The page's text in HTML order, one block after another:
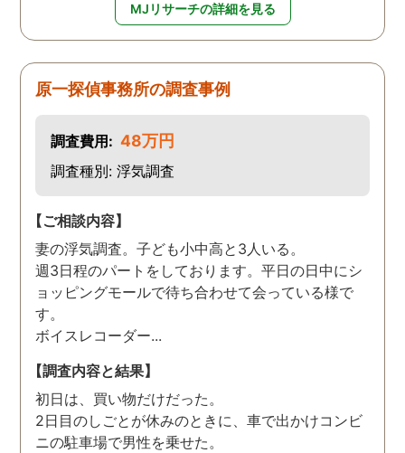
MJリサーチの詳細を見る
原一探偵事務所の調査事例
調査費用: 48万円
調査種別: 浮気調査
【ご相談内容】
妻の浮気調査。子ども小中高と3人いる。
週3日程のパートをしております。平日の日中にシ
ョッピングモールで待ち合わせて会っている様で
す。
ボイスレコーダー...
【調査内容と結果】
初日は、買い物だけだった。
2日目のしごとが休みのときに、車で出かけコンビ
ニの駐車場で男性を乗せた。